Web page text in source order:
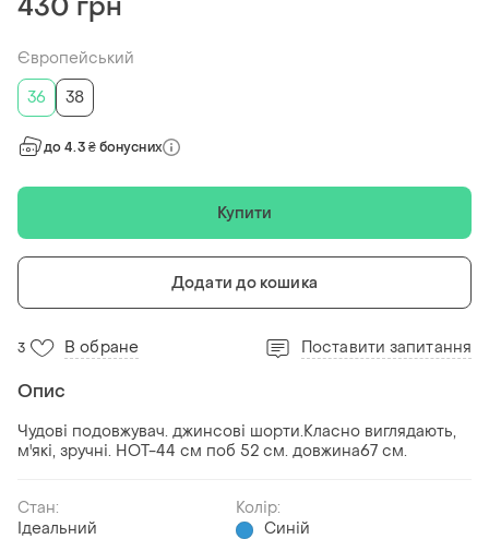
430 грн
Європейський
36
38
до 4.3 ₴ бонусних
Купити
Додати до кошика
3 В обране Поставити запитання
Опис
Чудові подовжувач. джинсові шорти.Класно виглядають,
м'які, зручні. НОТ-44 см поб 52 см. довжина67 см.
Стан:
Ідеальний
Колір:
Синій